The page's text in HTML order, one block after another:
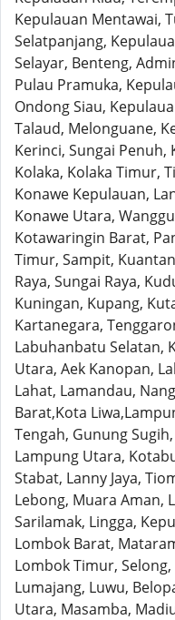
Kepulauan Mentawai,
Selatpanjang,
Selayar, Benteng,
Pulau Pramuka,
Ondong Siau,
Talaud, Melonguane,
Kerinci, Sungai Penuh,
Kolaka, Kolaka Timur,
Konawe Kepulauan,
Konawe Utara,
Kotawaringin Barat,
Timur, Sampit,
Raya, Sungai Raya,
Kuningan, Kupang,
Kartanegara,
Labuhanbatu Selatan,
Utara, Aek Kanopan,
Lahat, Lamandau,
Barat,Kota
Tengah, Gunung
Lampung Utara,
Stabat, Lanny Jaya,
Lebong, Muara Aman,
Sarilamak, Lingga,
Lombok Barat,
Lombok Timur,
Lumajang, Luwu,
Utara, Masamba,